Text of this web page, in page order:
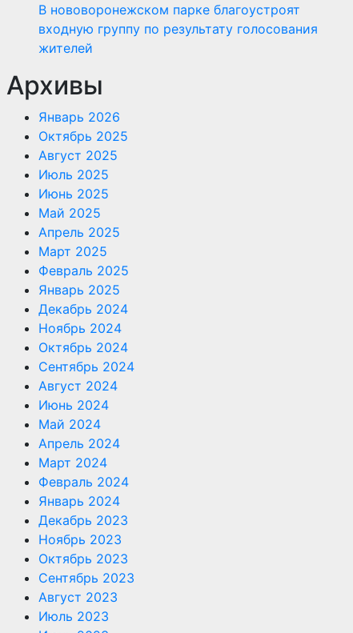
В нововоронежском парке благоустроят
входную группу по результату голосования
жителей
Архивы
Январь 2026
Октябрь 2025
Август 2025
Июль 2025
Июнь 2025
Май 2025
Апрель 2025
Март 2025
Февраль 2025
Январь 2025
Декабрь 2024
Ноябрь 2024
Октябрь 2024
Сентябрь 2024
Август 2024
Июнь 2024
Май 2024
Апрель 2024
Март 2024
Февраль 2024
Январь 2024
Декабрь 2023
Ноябрь 2023
Октябрь 2023
Сентябрь 2023
Август 2023
Июль 2023